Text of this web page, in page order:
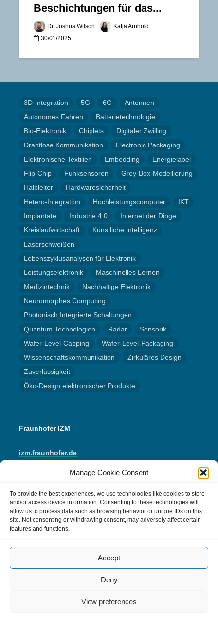
Manage Cookie Consent
To provide the best experiences, we use technologies like cookies to store
and/or access device information. Consenting to these technologies will
allow us to process data such as browsing behavior or unique IDs on this
site. Not consenting or withdrawing consent, may adversely affect certain
features and functions.
Accept
Deny
View preferences
Beschichtungen für das...
Dr. Joshua Wilson
Katja Arnhold
30/01/2025
3D-Integration 5G 6G
Antennen
Autonomes Fahren
Batterietechnologie
Bio-Elektronik
Chiplets
Digitaler Zwilling
Drahtlose Kommunikation
Electronic Packaging
Elektronische Textilien
Embedding
Energielabel
Flip-Chip
Funksensoren
Grey-Box-Modellierung
Halbleiter
Hardwaresicherheit
Hetero-Integration
Hochleistungscomputer
IKT
Implantate
Industrie 4.0
Internet der Dinge
Kreislaufwirtschaft
Künstliche Intelligenz
Laserschweißen
Lebenszyklusanalysen für Elektronik
Leistungselektronik
Maschinelles Lernen
Medizintechnik
Nachhaltige Elektronik
Neuromorphes Computing
Photonisch Integrierte Schaltungen
Quantum Technologien
Radar
Sensorik
Wafer-Level-Capping
Wafer-Level-Packaging
Wissenschaftskommunikation
Zirkuläres Design
Zuverlässigkeit
Öko-Design elektronischer Produkte
Fraunhofer IZM
izm.fraunhofer.de
Instagram
YouTube
E-Mail
Impressum